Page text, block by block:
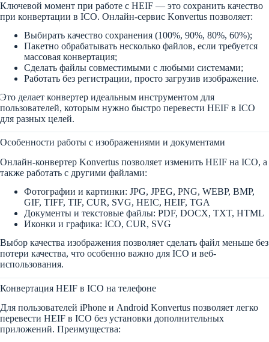
Ключевой момент при работе с HEIF — это сохранить качество
при конвертации в ICO. Онлайн-сервис Konvertus позволяет:
Выбирать качество сохранения (100%, 90%, 80%, 60%);
Пакетно обрабатывать несколько файлов, если требуется
массовая конвертация;
Сделать файлы совместимыми с любыми системами;
Работать без регистрации, просто загрузив изображение.
Это делает конвертер идеальным инструментом для
пользователей, которым нужно быстро перевести HEIF в ICO
для разных целей.
Особенности работы с изображениями и документами
Онлайн-конвертер Konvertus позволяет изменить HEIF на ICO, а
также работать с другими файлами:
Фотографии и картинки: JPG, JPEG, PNG, WEBP, BMP,
GIF, TIFF, TIF, CUR, SVG, HEIC, HEIF, TGA
Документы и текстовые файлы: PDF, DOCX, TXT, HTML
Иконки и графика: ICO, CUR, SVG
Выбор качества изображения позволяет сделать файл меньше без
потери качества, что особенно важно для ICO и веб-
использования.
Конвертация HEIF в ICO на телефоне
Для пользователей iPhone и Android Konvertus позволяет легко
перевести HEIF в ICO без установки дополнительных
приложений. Преимущества: